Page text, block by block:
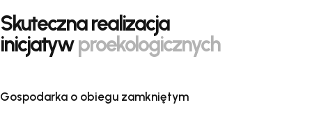
Skuteczna realizacja
inicjatywproekologicznych
Gospodarka o obiegu zamkniętym